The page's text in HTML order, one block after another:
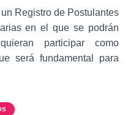
Registro de Postulantes
en el que se podrán
participar como
será fundamental para